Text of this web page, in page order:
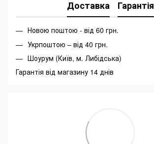
Доставка Гарантія
Новою поштою - від 60 грн.
Укрпоштою – від 40 грн.
Шоурум (Київ, м. Либідська)
Гарантія від магазину 14 днів